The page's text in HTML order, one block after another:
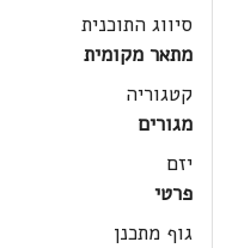
סיווג התוכנית
מתאר מקומית
קטגוריה
מגורים
יזם
פרטי
גוף מתכנן